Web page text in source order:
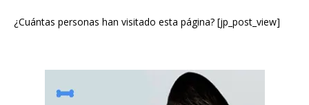
¿Cuántas personas han visitado esta página? [jp_post_view]